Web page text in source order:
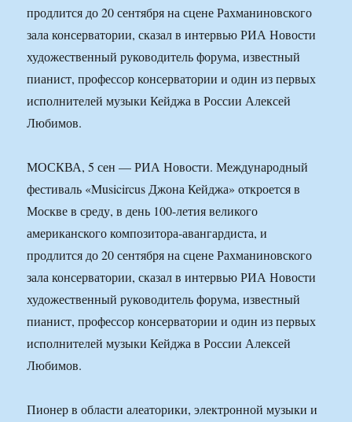
продлится до 20 сентября на сцене Рахманиновского
зала консерватории, сказал в интервью РИА Новости
художественный руководитель форума, известный
пианист, профессор консерватории и один из первых
исполнителей музыки Кейджа в России Алексей
Любимов.
МОСКВА, 5 сен — РИА Новости. Международный
фестиваль «Musicircus Джона Кейджа» откроется в
Москве в среду, в день 100-летия великого
американского композитора-авангардиста, и
продлится до 20 сентября на сцене Рахманиновского
зала консерватории, сказал в интервью РИА Новости
художественный руководитель форума, известный
пианист, профессор консерватории и один из первых
исполнителей музыки Кейджа в России Алексей
Любимов.
Пионер в области алеаторики, электронной музыки и